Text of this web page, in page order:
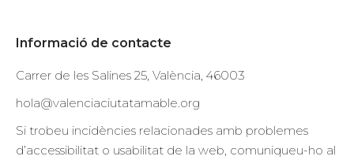
Informació de contacte
Carrer de les Salines 25, València, 46003
hola@valenciaciutatamable.org
Si trobeu incidències relacionades amb problemes
d’accessibilitat o usabilitat de la web, comuniqueu-ho al